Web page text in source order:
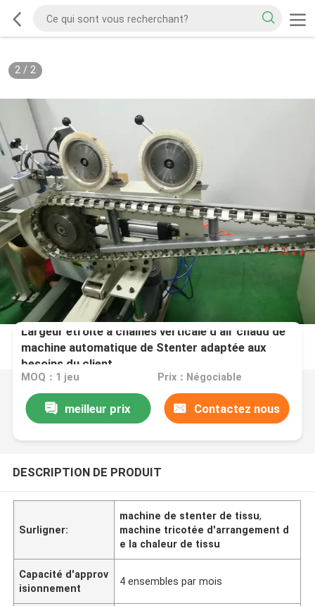
2/ 2
Largeur étroite à chaînes verticale d'air chaud de
machine automatique de Stenter adaptée aux
besoins du client
MOQ：1 jeu Prix：Négociable
meilleur prix Contactez nous
DESCRIPTION DE PRODUIT
Surligner:
machine de stenter de tissu,
machine tricotée d'arrangement d
e la chaleur de tissu
Capacité d'approv
isionnement
4 ensembles par mois